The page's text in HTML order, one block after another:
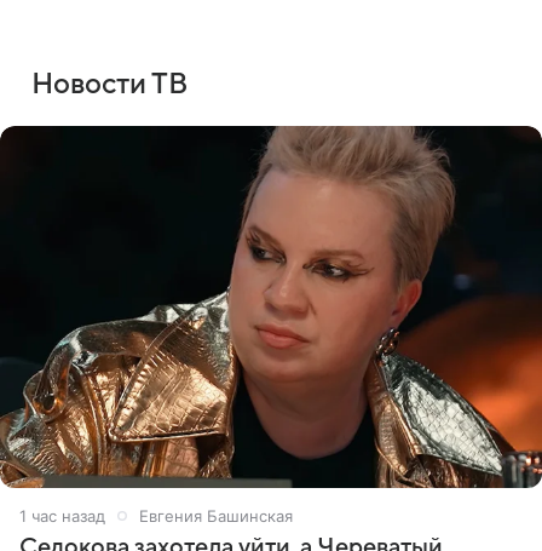
Новости ТВ
1 час назад Евгения Башинская